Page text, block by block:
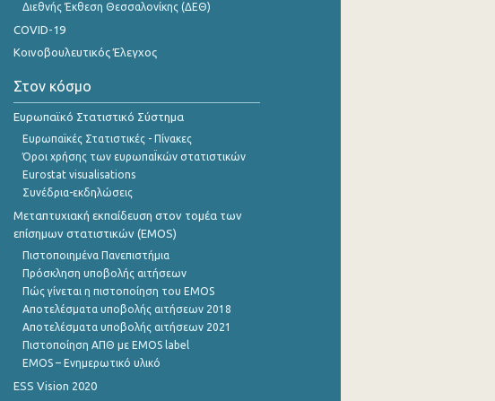
Διεθνής Έκθεση Θεσσαλονίκης (ΔΕΘ)
COVID-19
Κοινοβουλευτικός Έλεγχος
Στον κόσμο
Ευρωπαϊκό Στατιστικό Σύστημα
Ευρωπαϊκές Στατιστικές - Πίνακες
Όροι χρήσης των ευρωπαΪκών στατιστικών
Eurostat visualisations
Συνέδρια-εκδηλώσεις
Μεταπτυχιακή εκπαίδευση στον τομέα των
επίσημων στατιστικών (EMOS)
Πιστοποιημένα Πανεπιστήμια
Πρόσκληση υποβολής αιτήσεων
Πώς γίνεται η πιστοποίηση του EMOS
Αποτελέσματα υποβολής αιτήσεων 2018
Αποτελέσματα υποβολής αιτήσεων 2021
Πιστοποίηση ΑΠΘ με EMOS label
EMOS – Ενημερωτικό υλικό
ESS Vision 2020